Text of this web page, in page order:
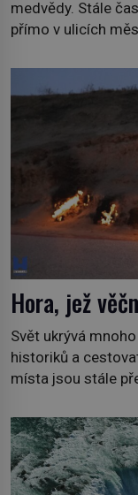
medvědy. Stále
přímo v ulicích
jiných. My se
prozkoumáme,
Hora, jež
Svět ukrývá
historiků a
místa jsou stále
Albánie či
která nám mají co
historička Bettany
pozoruhodné